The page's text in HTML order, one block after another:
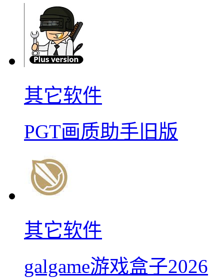
其它软件
PGT画质助手旧版
其它软件
galgame游戏盒子2026